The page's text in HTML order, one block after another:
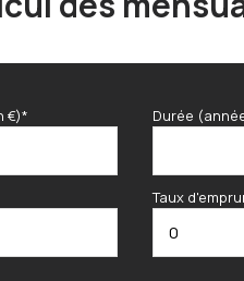
€)* Durée
Taux